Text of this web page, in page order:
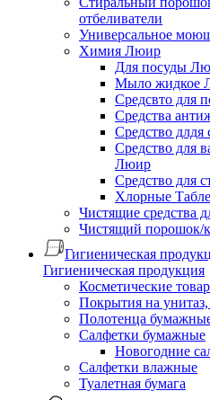
отбеливатели
Универсальное
Химия Люир
Для посуды
Мыло жидкое
Средсвто для
Средства
Средство
Средство для
Люир
Средство для
Хлорные
Чистящие средства
Чистящий порошок/
Гигиеническая
Гигиеническая продукция
Косметические
Покрытия на
Полотенца
Салфетки бумажные
Новогодние
Салфетки влажные
Туалетная бумага